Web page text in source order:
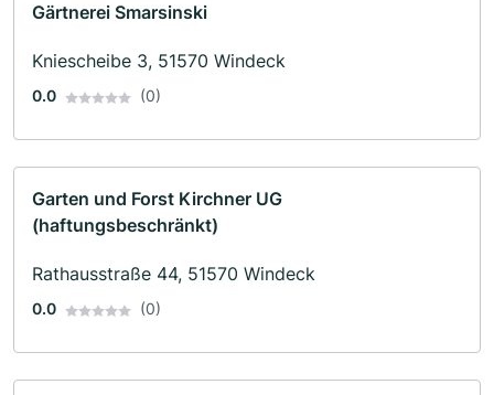
Gärtnerei Smarsinski
Kniescheibe 3, 51570 Windeck
0.0 (0)
Garten und Forst Kirchner UG
(haftungsbeschränkt)
Rathausstraße 44, 51570 Windeck
0.0 (0)